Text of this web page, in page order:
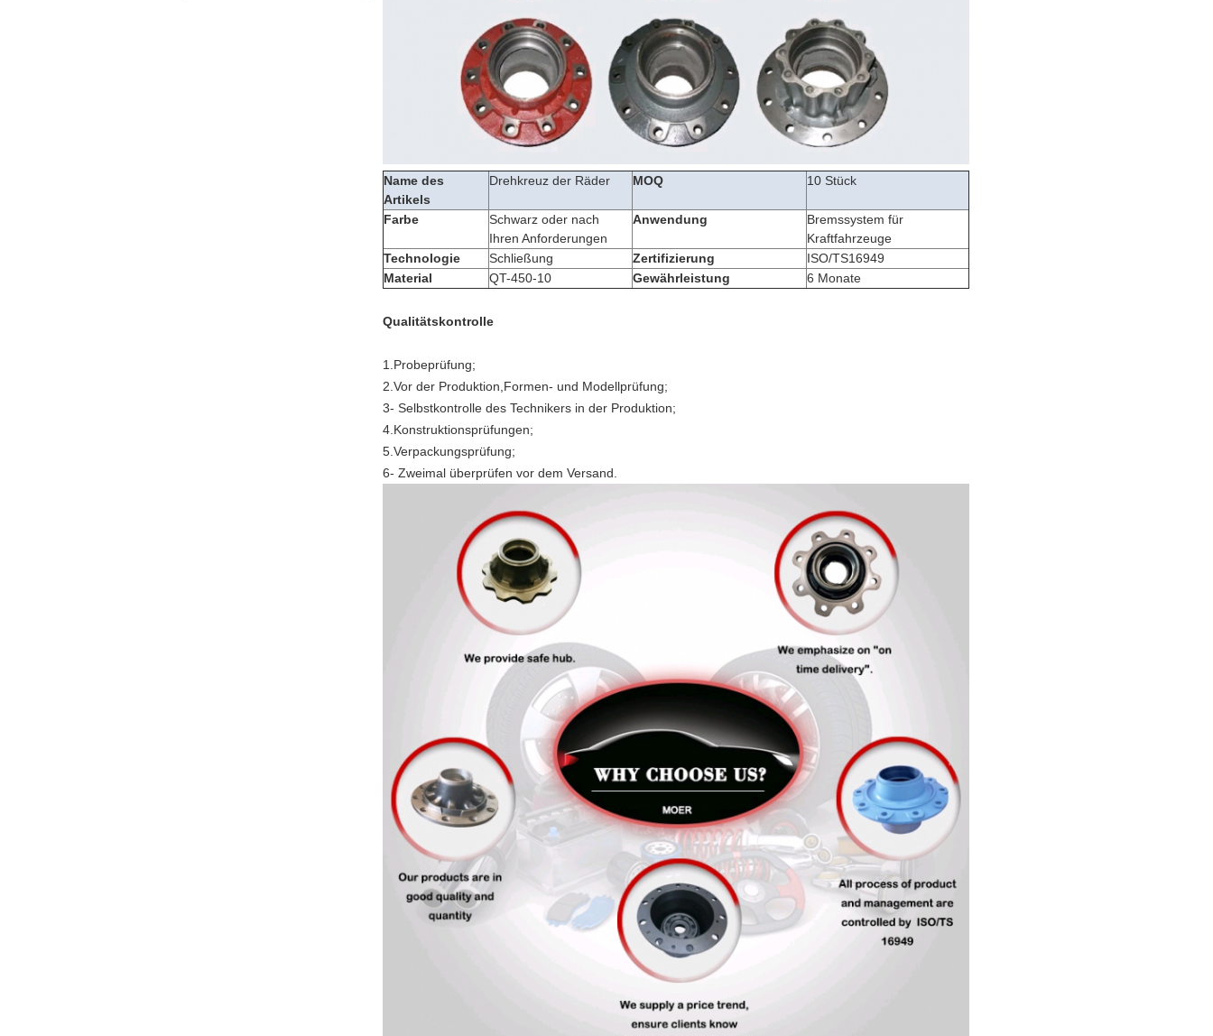
Name des
Artikels
Drehkreuz der Räder MOQ 10 Stück
Farbe
Schwarz oder nach
Ihren Anforderungen
Anwendung
Bremssystem für
Kraftfahrzeuge
Technologie
Schließung Zertifizierung
ISO/TS16949
Material
QT-450-10 Gewährleistung 6 Monate
Qualitätskontrolle
1.Probeprüfung;
2.Vor der Produktion,Formen- und Modellprüfung;
3- Selbstkontrolle des Technikers in der Produktion;
4.Konstruktionsprüfungen;
5.Verpackungsprüfung;
6- Zweimal überprüfen vor dem Versand.